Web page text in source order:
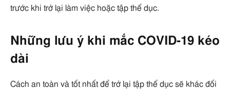
trước khi trở lại làm việc hoặc tập thể dục.
Những lưu ý khi mắc COVID-19 kéo
dài
Cách an toàn và tốt nhất để trở lại tập thể dục sẽ khác đối